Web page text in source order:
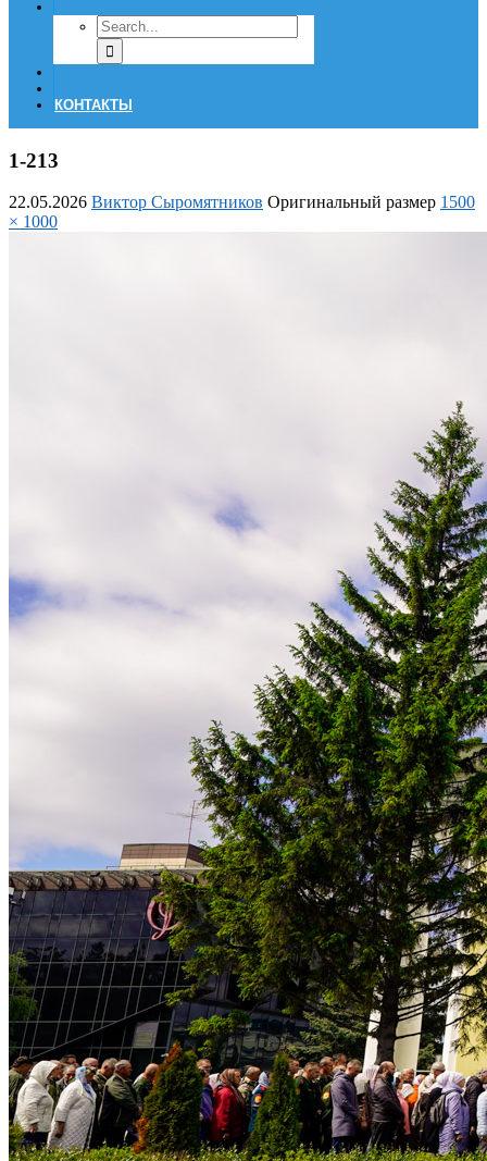
КОНТАКТЫ
1-213
22.05.2026 Виктор Сыромятников Оригинальный размер 1500
× 1000